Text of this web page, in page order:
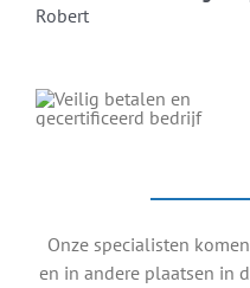
Onze specialisten
en in andere plaatsen in